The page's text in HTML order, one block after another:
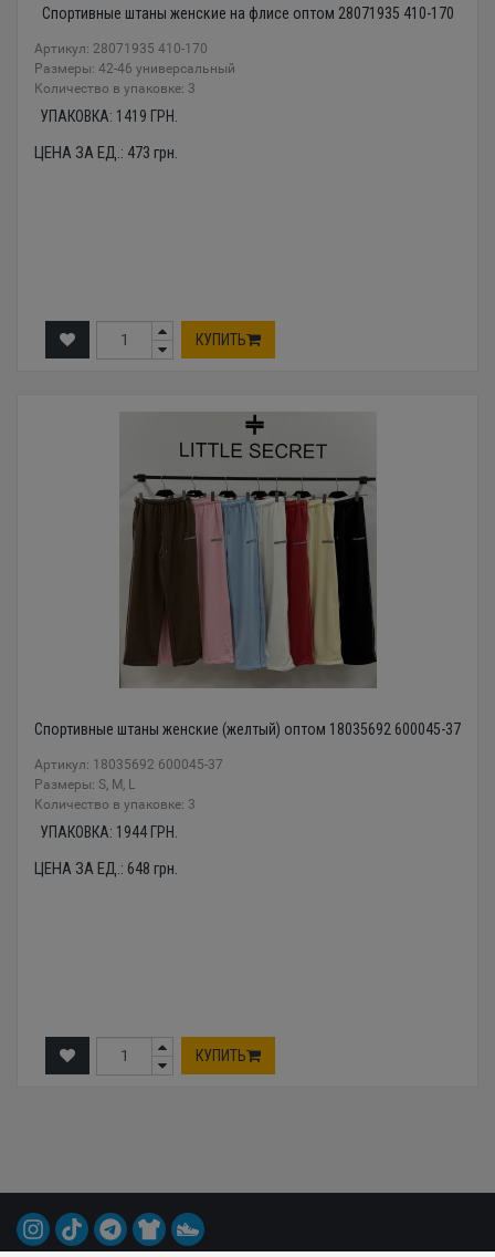
Спортивные штаны женские на флисе оптом 28071935 410-170
Артикул: 28071935 410-170
Размеры: 42-46 универсальный
Количество в упаковке: 3
УПАКОВКА: 1419 ГРН.
ЦЕНА ЗА ЕД.: 473 грн.
КУПИТЬ
Спортивные штаны женские (желтый) оптом 18035692 600045-37
Артикул: 18035692 600045-37
Размеры: S, M, L
Количество в упаковке: 3
УПАКОВКА: 1944 ГРН.
ЦЕНА ЗА ЕД.: 648 грн.
КУПИТЬ